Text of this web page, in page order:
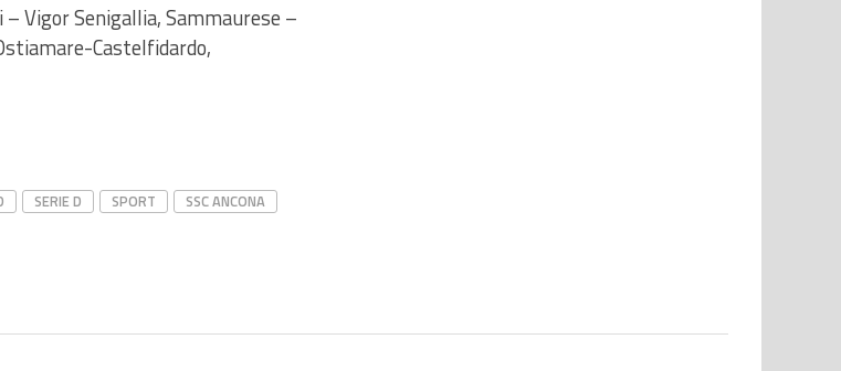
Vigor Senigallia, Sammaurese –
Castelfidardo,
SERIE D SPORT
SSC ANCONA